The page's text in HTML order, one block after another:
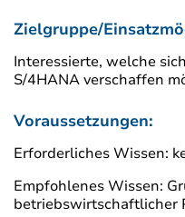
Zielgruppe/
Interessierte, welche
S/4HANA verschaffen
Voraussetzungen:
Erforderliches Wissen:
Empfohlenes Wissen:
betriebswirtschaftlicher